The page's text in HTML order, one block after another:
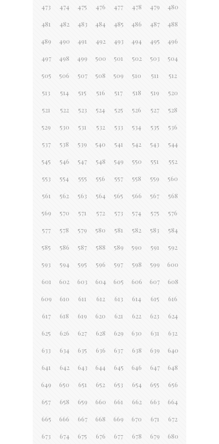
473 474 475 476 477 478 479 480
481 482 483 484 485 486 487 488
489 490 491 492 493 494 495 496
497 498 499 500 501 502 503 504
505 506 507 508 509 510 511 512
513 514 515 516 517 518 519 520
521 522 523 524 525 526 527 528
529 530 531 532 533 534 535 536
537 538 539 540 541 542 543 544
545 546 547 548 549 550 551 552
553 554 555 556 557 558 559 560
561 562 563 564 565 566 567 568
569 570 571 572 573 574 575 576
577 578 579 580 581 582 583 584
585 586 587 588 589 590 591 592
593 594 595 596 597 598 599 600
601 602 603 604 605 606 607 608
609 610 611 612 613 614 615 616
617 618 619 620 621 622 623 624
625 626 627 628 629 630 631 632
633 634 635 636 637 638 639 640
641 642 643 644 645 646 647 648
649 650 651 652 653 654 655 656
657 658 659 660 661 662 663 664
665 666 667 668 669 670 671 672
673 674 675 676 677 678 679 680